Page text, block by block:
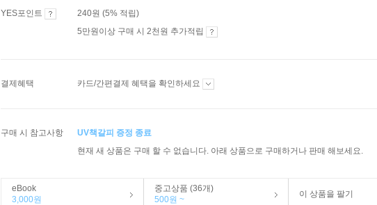
YES포인트
240원 (5% 적립)
5만원이상 구매 시 2천원 추가적립
결제혜택 카드/간편결제 혜택을 확인하세요
구매 시 참고사항
UV책갈피 증정 종료
현재 새 상품은 구매 할 수 없습니다. 아래 상품으로 구매하거나 판매 해보세요.
eBook
3,000원
중고상품 (36개)
500원 ~
이 상품을 팔기